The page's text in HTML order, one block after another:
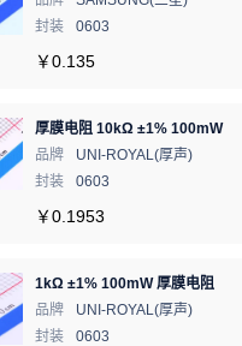
封装
0603
￥0.135
厚膜电阻 10kΩ ±1% 100mW
品牌
UNI-ROYAL(厚声)
封装
0603
￥0.1953
1kΩ ±1% 100mW 厚膜电阻
品牌
UNI-ROYAL(厚声)
封装
0603